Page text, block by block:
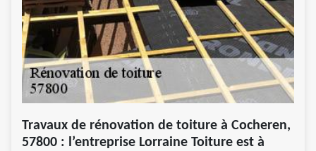
Travaux de rénovation de toiture à Cocheren,
57800 : l’entreprise Lorraine Toiture est à